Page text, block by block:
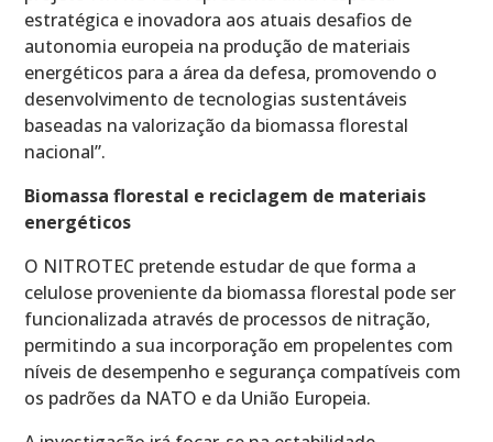
estratégica e inovadora aos atuais desafios de
autonomia europeia na produção de materiais
energéticos para a área da defesa, promovendo o
desenvolvimento de tecnologias sustentáveis
baseadas na valorização da biomassa florestal
nacional”.
Biomassa florestal e reciclagem de materiais
energéticos
O NITROTEC pretende estudar de que forma a
celulose proveniente da biomassa florestal pode ser
funcionalizada através de processos de nitração,
permitindo a sua incorporação em propelentes com
níveis de desempenho e segurança compatíveis com
os padrões da NATO e da União Europeia.